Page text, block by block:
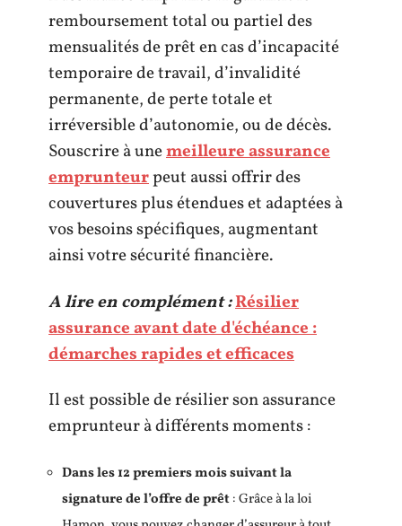
remboursement total ou partiel des
mensualités de prêt en cas d’incapacité
temporaire de travail, d’invalidité
permanente, de perte totale et
irréversible d’autonomie, ou de décès.
Souscrire à unemeilleure assurance
emprunteurpeut aussi offrir des
couvertures plus étendues et adaptées à
vos besoins spécifiques, augmentant
ainsi votre sécurité financière.
A lire en complément :Résilier
assurance avant date d'échéance :
démarches rapides et efficaces
Il est possible de résilier son assurance
emprunteur à différents moments :
Dans les 12 premiers mois suivant la
signature de l’offre de prêt: Grâce à la loi